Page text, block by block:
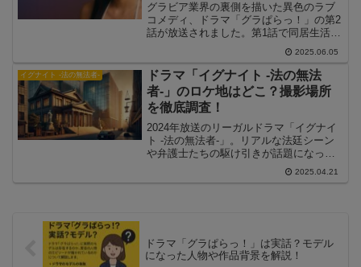
グラビア業界の裏側を描いた異色のラブ
コメディ、ドラマ「グラぱらっ！」の第2
話が放送されました。第1話で同居生活を
始めた葛木さくらと隅田忍の関係は、早
くも新たな局面を迎えます。今回は、過
激な動画撮影、芸能界の誘惑、そしてさ
くらのライバルの登場と、波乱の展開が
盛りだくさん。第2話の見どころとストー
リーをネタバレ込みで詳しく解説しま
す。
2025.06.05
イグナイト -法の無法者-
ドラマ「イグナイト -法の無法
者-」のロケ地はどこ？撮影場所
を徹底調査！
2024年放送のリーガルドラマ「イグナイ
ト -法の無法者-」。リアルな法廷シーン
や弁護士たちの駆け引きが話題になって
いますが、「このドラマはどこで撮影さ
れているの？」と気になる方も多いので
2025.04.21
ドラマ「グラぱらっ！」は実話？モデル
になった人物や作品背景を解説！